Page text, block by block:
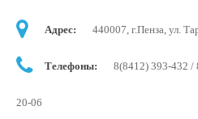
Адрес: 440007, г.Пенза, ул.
Телефоны: 8(8412) 393-432 /
20-06